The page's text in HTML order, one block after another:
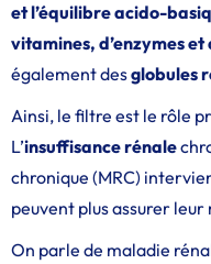
et l’équilibre acido-
vitamines, d’enzymes et
également desglobules
Ainsi, le filtre est le rôle
L’insuffisance rénale
chronique (MRC)
peuvent plus assurer leur
On parle de maladie